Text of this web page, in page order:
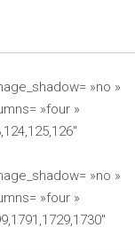
»no »
»four »
»no »
»four »